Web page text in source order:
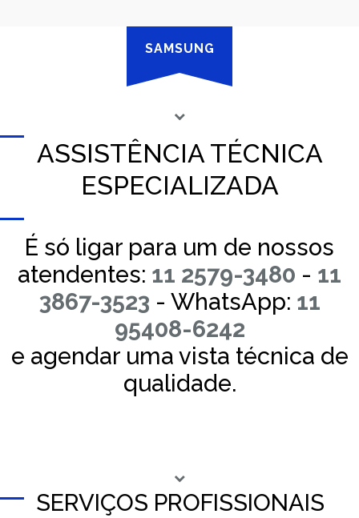
SAMSUNG
ASSISTÊNCIA TÉCNICA
ESPECIALIZADA
É só ligar para um de nossos
atendentes: 11 2579-3480 - 11
3867-3523 - WhatsApp: 11
95408-6242
e agendar uma vista técnica de
qualidade.
SERVIÇOS PROFISSIONAIS